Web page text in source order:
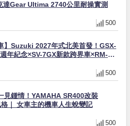
達Gear Ultima 2740公里耐操實測
500
】Suzuki 2027年式北美首發！GSX-
年紀念×SV-7GX新款跨界車×RM-
500
見鍾情！YAMAHA SR400改裝
｜ 女車主的機車人生蛻變記
500